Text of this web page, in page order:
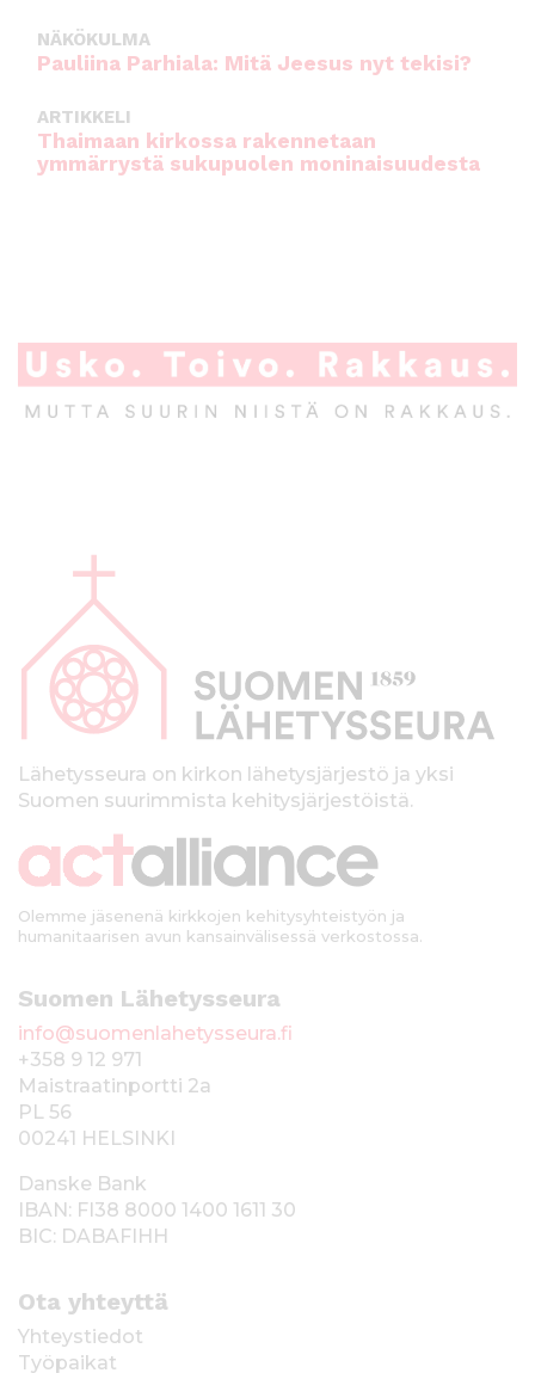
NÄKÖKULMA
Pauliina Parhiala: Mitä Jeesus nyt tekisi?
ARTIKKELI
Thaimaan kirkossa rakennetaan
ymmärrystä sukupuolen moninaisuudesta
p
kLähetysseura on kirkon lähetysjärjestö ja yksi
Suomen suurimmista kehitysjärjestöistä.
Olemme jäsenenä kirkkojen kehitysyhteistyön ja
humanitaarisen avun kansainvälisessä verkostossa.
Suomen Lähetysseura
info@suomenlahetysseura.fi
+358 9 12 971
Maistraatinportti 2a
PL 56
00241 HELSINKI
Danske Bank
IBAN: FI38 8000 1400 1611 30
BIC: DABAFIHH
Ota yhteyttä
Yhteystiedot
Työpaikat